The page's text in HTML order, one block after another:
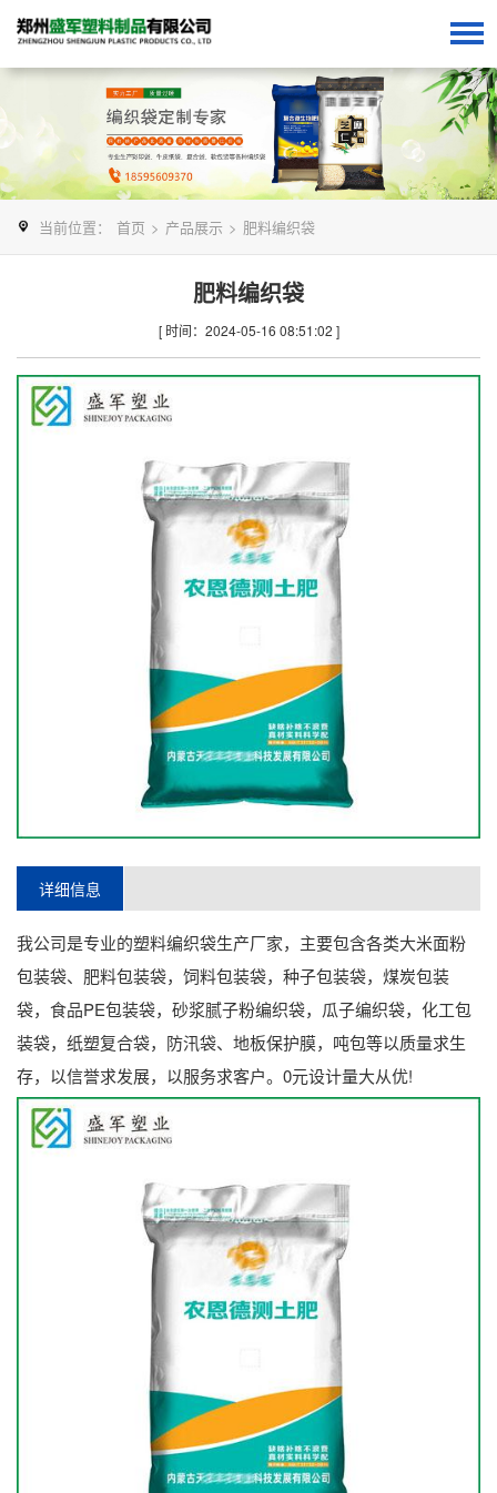
当前位置： 首页 > 产品展示 > 肥料编织袋
肥料编织袋
[ 时间：2024-05-16 08:51:02 ]
详细信息
我公司是专业的塑料编织袋生产厂家，主要包含各类大米面粉
包装袋、肥料包装袋，饲料包装袋，种子包装袋，煤炭包装
袋，食品PE包装袋，砂浆腻子粉编织袋，瓜子编织袋，化工包
装袋，纸塑复合袋，防汛袋、地板保护膜，吨包等以质量求生
存，以信誉求发展，以服务求客户。0元设计量大从优!